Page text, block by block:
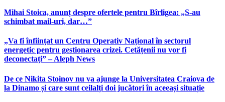
Mihai Stoica, anunț despre ofertele pentru Bîrligea: „S-au
schimbat mail-uri, dar…”
„Va fi înființat un Centru Operativ Național în sectorul
energetic pentru gestionarea crizei. Cetățenii nu vor fi
deconectați” – Aleph News
De ce Nikita Stoinov nu va ajunge la Universitatea Craiova de
la Dinamo și care sunt ceilalți doi jucători în aceeași situație